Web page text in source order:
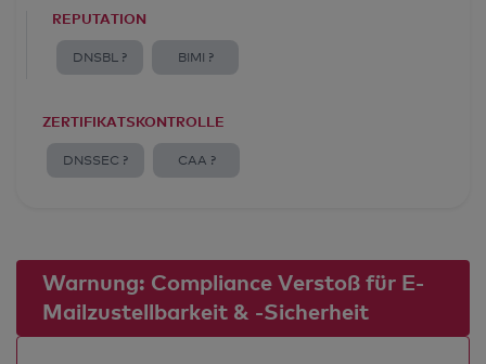
REPUTATION
DNSBL ? BIMI ?
ZERTIFIKATSKONTROLLE
DNSSEC ? CAA ?
Warnung: Compliance Verstoß für E-
Mailzustellbarkeit & -Sicherheit